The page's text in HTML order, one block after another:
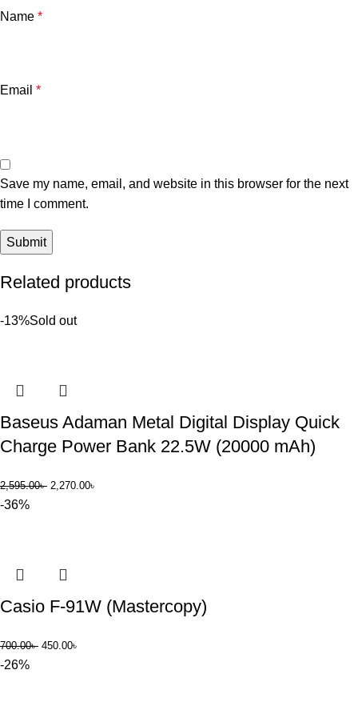
Name *
Email *
Save my name, email, and website in this browser for the next
time I comment.
Related products
-13%Sold out
Baseus Adaman Metal Digital Display Quick
Charge Power Bank 22.5W (20000 mAh)
2,595.00৳ 2,270.00৳
-36%
Casio F-91W (Mastercopy)
700.00৳ 450.00৳
-26%